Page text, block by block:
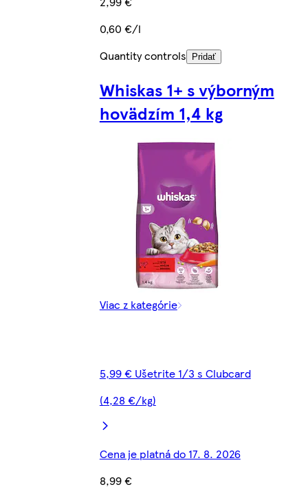
0,60 €/l
Quantity controls
Pridať
Whiskas 1+ s výborným
hovädzím 1,4 kg
Viac z kategórie
5,99 € Ušetrite 1/3 s Clubcard
(4,28 €/kg)
Cena je platná do 17. 8. 2026
8,99 €